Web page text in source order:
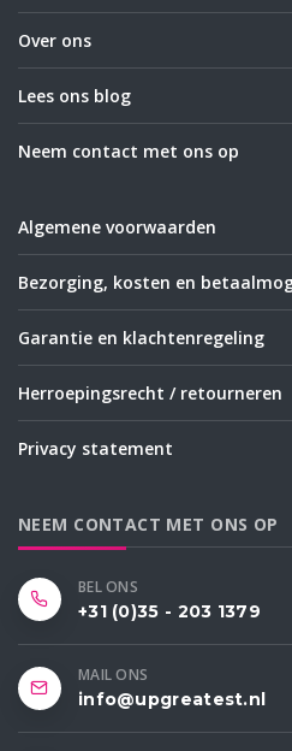
Over ons
Lees ons blog
Neem contact met ons op
Algemene voorwaarden
Bezorging, kosten en
Garantie en klachtenregeling
Herroepingsrecht / retourneren
Privacy statement
NEEM CONTACT MET ONS OP
BEL ONS
+31 (0)35 - 203 1379
MAIL ONS
info@upgreatest.nl